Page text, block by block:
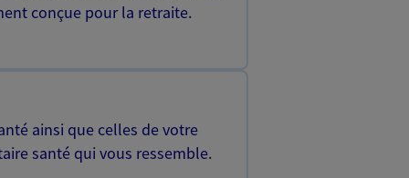
conçue pour la retraite.
ainsi que celles de votre
santé qui vous ressemble.